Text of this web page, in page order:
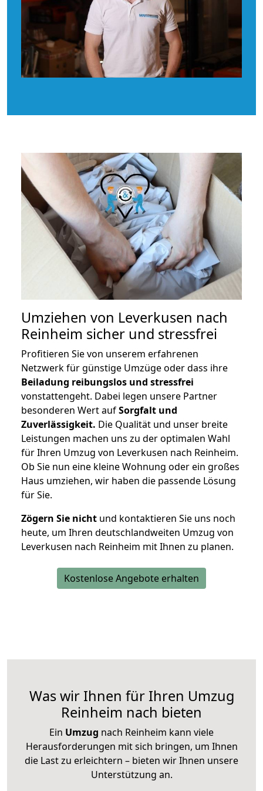
Umziehen von Leverkusen nach
Reinheim sicher und stressfrei
Profitieren Sie von unserem erfahrenen
Netzwerk für günstige Umzüge oder dass ihre
Beiladung reibungslos und stressfrei
vonstattengeht. Dabei legen unsere Partner
besonderen Wert aufSorgfalt und
Zuverlässigkeit. Die Qualität und unser breite
Leistungen machen uns zu der optimalen Wahl
für Ihren Umzug von Leverkusen nach Reinheim.
Ob Sie nun eine kleine Wohnung oder ein großes
Haus umziehen, wir haben die passende Lösung
für Sie.
Zögern Sie nicht und kontaktieren Sie uns noch
heute, um Ihren deutschlandweiten Umzug von
Leverkusen nach Reinheim mit Ihnen zu planen.
Kostenlose Angebote erhalten
Was wir Ihnen für Ihren Umzug
Reinheim nach bieten
Ein Umzug nach Reinheim kann viele
Herausforderungen mit sich bringen, um Ihnen
die Last zu erleichtern – bieten wir Ihnen unsere
Unterstützung an.